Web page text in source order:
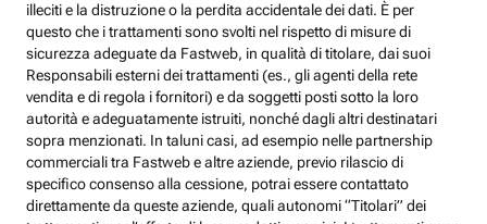
illeciti e la distruzione o la perdita accidentale dei dati. È per
questo che i trattamenti sono svolti nel rispetto di misure di
sicurezza adeguate da Fastweb, in qualità di titolare, dai suoi
Responsabili esterni dei trattamenti (es., gli agenti della rete
vendita e di regola i fornitori) e da soggetti posti sotto la loro
autorità e adeguatamente istruiti, nonché dagli altri destinatari
sopra menzionati. In taluni casi, ad esempio nelle partnership
commerciali tra Fastweb e altre aziende, previo rilascio di
specifico consenso alla cessione, potrai essere contattato
direttamente da queste aziende, quali autonomi “Titolari” dei